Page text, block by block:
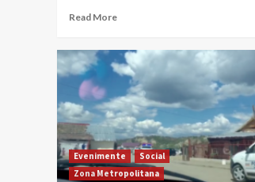
Read More
Evenimente
Social
Zona Metropolitana